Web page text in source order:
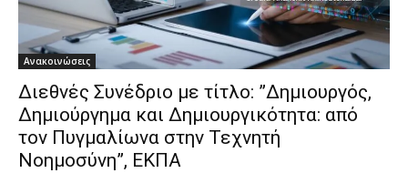
Ανακοινώσεις
Διεθνές Συνέδριο με τίτλο: ”Δημιουργός,
Δημιούργημα και Δημιουργικότητα: από
τον Πυγμαλίωνα στην Τεχνητή
Νοημοσύνη”, ΕΚΠΑ